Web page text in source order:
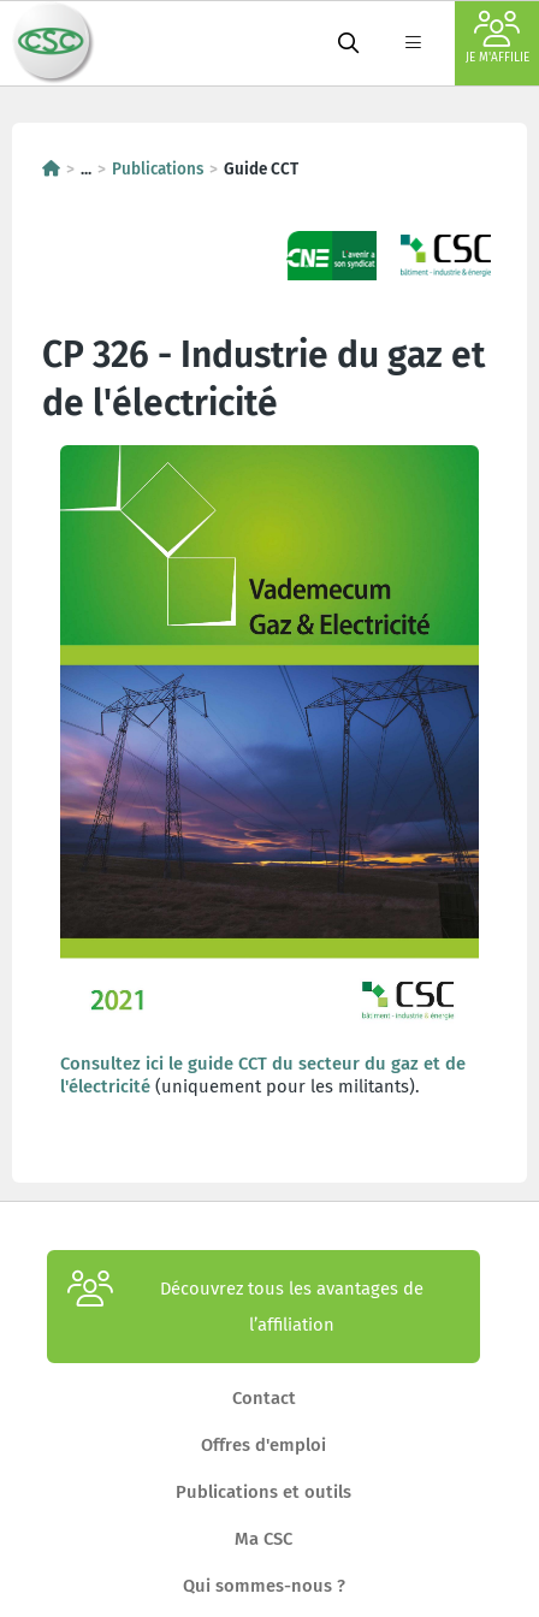
JE M'AFFILIE
... Publications Guide CCT
CP 326 - Industrie du gaz et
de l'électricité
Consultez ici le guide CCT du secteur du gaz et de
l'électricité (uniquement pour les militants).
Découvrez tous les avantages de
l’affiliation
Contact
Offres d'emploi
Publications et outils
Ma CSC
Qui sommes-nous ?